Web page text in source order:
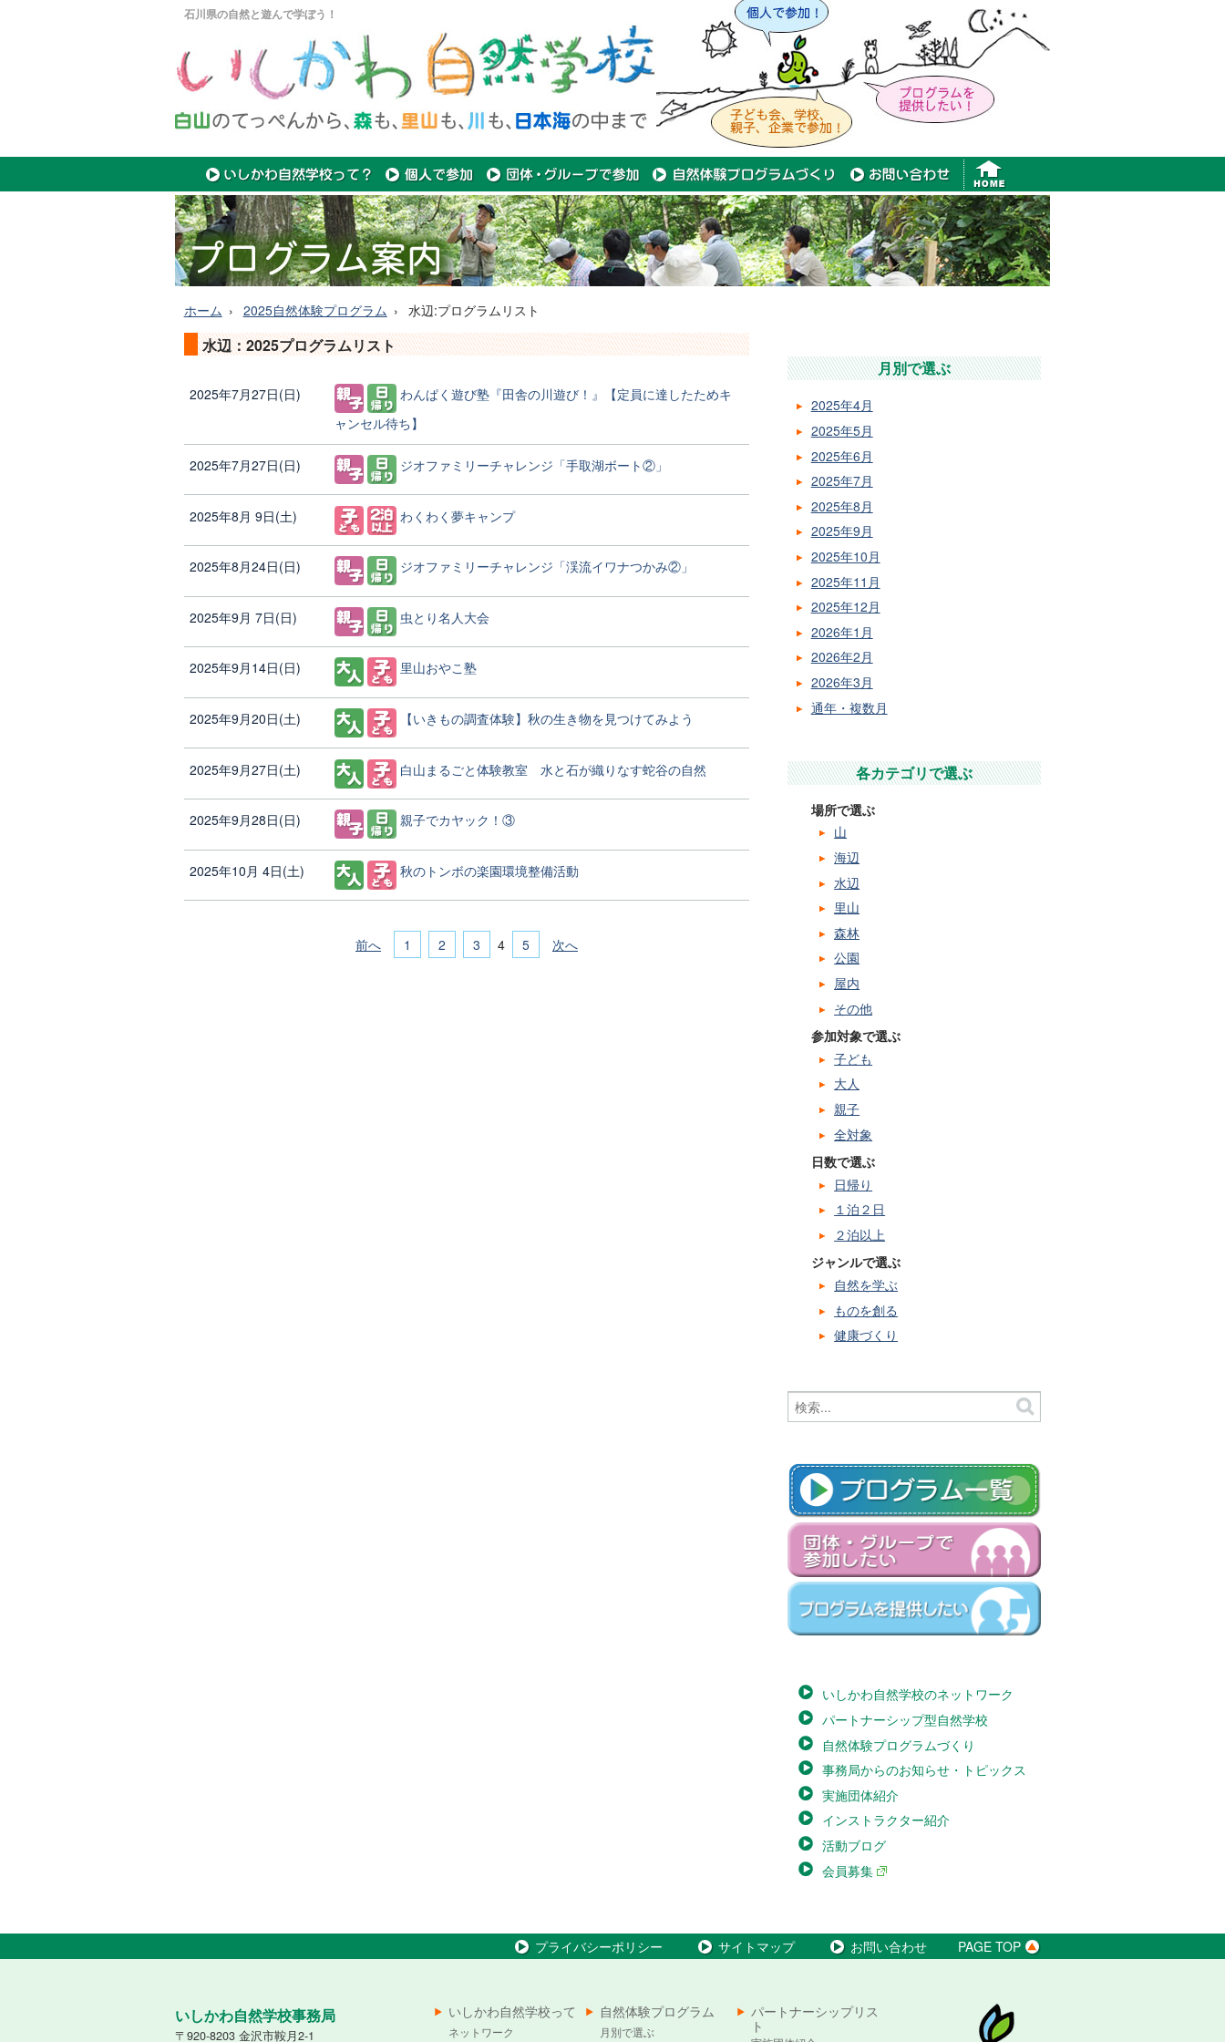
石川県の自然と遊んで学ぼう！
ホーム 2025自然体験プログラム 水辺:プログラムリスト
水辺：2025プログラムリスト
2025年7月27日(日)
わんぱく遊び塾『田舎の川遊び！』【定員に達したためキ
ャンセル待ち】
2025年7月27日(日) ジオファミリーチャレンジ「手取湖ボート②」
2025年8月 9日(土) わくわく夢キャンプ
2025年8月24日(日) ジオファミリーチャレンジ「渓流イワナつかみ②」
2025年9月 7日(日) 虫とり名人大会
2025年9月14日(日) 里山おやこ塾
2025年9月20日(土) 【いきもの調査体験】秋の生き物を見つけてみよう
2025年9月27日(土) 白山まるごと体験教室 水と石が織りなす蛇谷の自然
2025年9月28日(日) 親子でカヤック！③
2025年10月 4日(土) 秋のトンボの楽園環境整備活動
前へ 1 2 3 4 5 次へ
月別で選ぶ
2025年4月
2025年5月
2025年6月
2025年7月
2025年8月
2025年9月
2025年10月
2025年11月
2025年12月
2026年1月
2026年2月
2026年3月
通年・複数月
各カテゴリで選ぶ
場所で選ぶ
山
海辺
水辺
里山
森林
公園
屋内
その他
参加対象で選ぶ
子ども
大人
親子
全対象
日数で選ぶ
日帰り
１泊２日
２泊以上
ジャンルで選ぶ
自然を学ぶ
ものを創る
健康づくり
いしかわ自然学校のネットワーク
パートナーシップ型自然学校
自然体験プログラムづくり
事務局からのお知らせ・トピックス
実施団体紹介
インストラクター紹介
活動ブログ
会員募集
プライバシーポリシー サイトマップ お問い合わせ PAGE TOP
いしかわ自然学校事務局
〒920-8203 金沢市鞍月2-1
いしかわ自然学校って
ネットワーク
自然体験プログラム
月別で選ぶ
パートナーシップリス
ト